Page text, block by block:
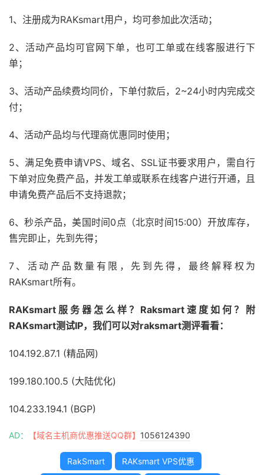
1、注册成为RAKsmart用户，均可参加此次活动；
2、活动产品均可官网下单，也可工单或在线客服进行下
单；
3、活动产品续费均同价，下单付款后，2~24小时内完成交
付；
4、活动产品均与代理商优惠同时使用；
5、满足免费申请VPS、域名、SSL证书要求用户，需自行
下单对应免费产品，并发工单或联系在线客户进行开通，且
申请免费产品后不支持退款；
6、秒杀产品，美国时间0点（北京时间15:00）开放库存，
售完即止，先到先得；
7、活动产品数量有限，先到先得，最终解释权为
RAKsmart所有。
RAKsmart服务器怎么样？Raksmart速度如何？附
RAKsmart测试IP，我们可以对raksmart测评看看：
104.192.87.1 (精品网)
199.180.100.5 (大陆优化)
104.233.194.1 (BGP)
AD： 【域名主机商优惠推送QQ群】 1056124390
RakSmart RAKsmart VPS优惠